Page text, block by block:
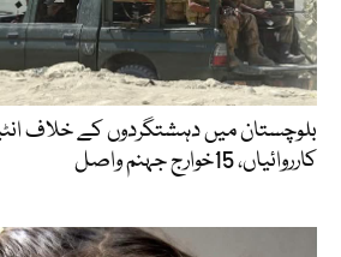
بلوچستان میں دہشتگردوں کے خلاف
کارروائیاں، 15خوارج جہنم واصل